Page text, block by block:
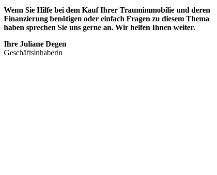
Wenn Sie Hilfe bei dem Kauf Ihrer Traumimmobilie und deren
Finanzierung benötigen oder einfach Fragen zu diesem Thema
haben sprechen Sie uns gerne an. Wir helfen Ihnen weiter.
Ihre Juliane Degen
Geschäftsinhaberin